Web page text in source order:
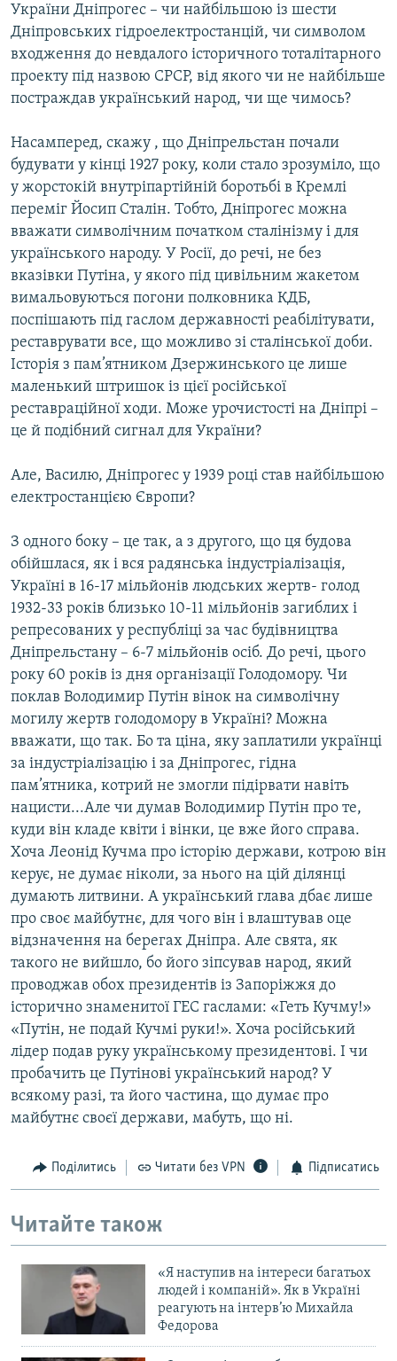
КТАТ
Усі сайти RFE/RL
України Дніпрогес – чи найбільшою із шести
Дніпровських гідроелектростанцій, чи символом
входження до невдалого історичного тоталітарного
проекту під назвою СРСР, від якого чи не найбільше
постраждав український народ, чи ще чимось?
Насамперед, скажу , що Дніпрельстан почали
будувати у кінці 1927 року, коли стало зрозуміло, що
у жорстокій внутріпартійній боротьбі в Кремлі
переміг Йосип Сталін. Тобто, Дніпрогес можна
вважати символічним початком сталінізму і для
українського народу. У Росії, до речі, не без
вказівки Путіна, у якого під цивільним жакетом
вимальовуються погони полковника КДБ,
поспішають під гаслом державності реабілітувати,
реставрувати все, що можливо зі сталінської доби.
Історія з пам’ятником Дзержинського це лише
маленький штришок із цієї російської
реставраційної ходи. Може урочистості на Дніпрі –
це й подібний сигнал для України?
Але, Василю, Дніпрогес у 1939 році став найбільшою
електростанцією Європи?
З одного боку – це так, а з другого, що ця будова
обійшлася, як і вся радянська індустріалізація,
Україні в 16-17 мільйонів людських жертв- голод
1932-33 років близько 10-11 мільйонів загиблих і
репресованих у республіці за час будівництва
Дніпрельстану – 6-7 мільйонів осіб. До речі, цього
року 60 років із дня організації Голодомору. Чи
поклав Володимир Путін вінок на символічну
могилу жертв голодомору в Україні? Можна
вважати, що так. Бо та ціна, яку заплатили українці
за індустріалізацію і за Дніпрогес, гідна
пам’ятника, котрий не змогли підірвати навіть
нацисти...Але чи думав Володимир Путін про те,
куди він кладе квіти і вінки, це вже його справа.
Хоча Леонід Кучма про історію держави, котрою він
керує, не думає ніколи, за нього на цій ділянці
думають литвини. А український глава дбає лише
про своє майбутнє, для чого він і влаштував оце
відзначення на берегах Дніпра. Але свята, як
такого не вийшло, бо його зіпсував народ, який
проводжав обох президентів із Запоріжжя до
історично знаменитої ГЕС гаслами: «Геть Кучму!»
«Путін, не подай Кучмі руки!». Хоча російський
лідер подав руку українському президентові. І чи
пробачить це Путінові український народ? У
всякому разі, та його частина, що думає про
майбутнє своєї держави, мабуть, що ні.
Поділитись Читати без VPN Підписатись
Читайте також
«Я наступив на інтереси багатьох
людей і компаній». Як в Україні
реагують на інтерв’ю Михайла
Федорова